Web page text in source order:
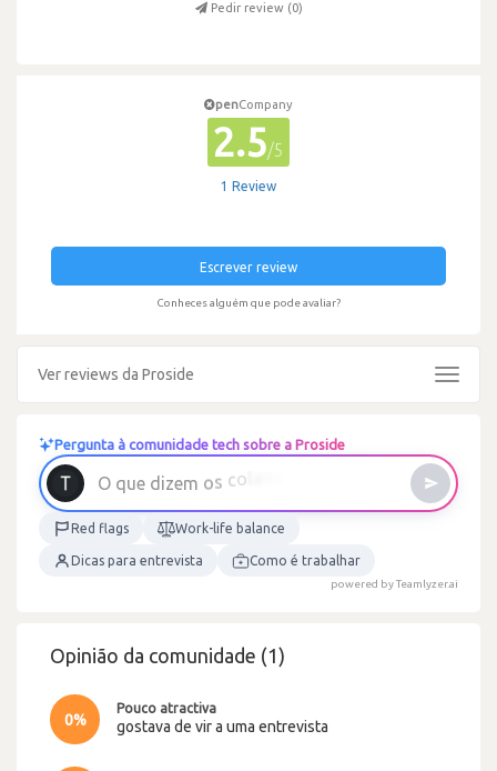
Pedir review (0)
penCompany
2.5/5
1 Review
Escrever review
Conheces alguém que pode avaliar?
Ver reviews da Proside
Toggle
Pergunta à comunidade tech sobre a Proside
Red flags Work-life balance
Dicas para entrevista Como é trabalhar
powered by Teamlyzer.ai
Opinião da comunidade (1)
0%
Pouco atractiva
gostava de vir a uma entrevista